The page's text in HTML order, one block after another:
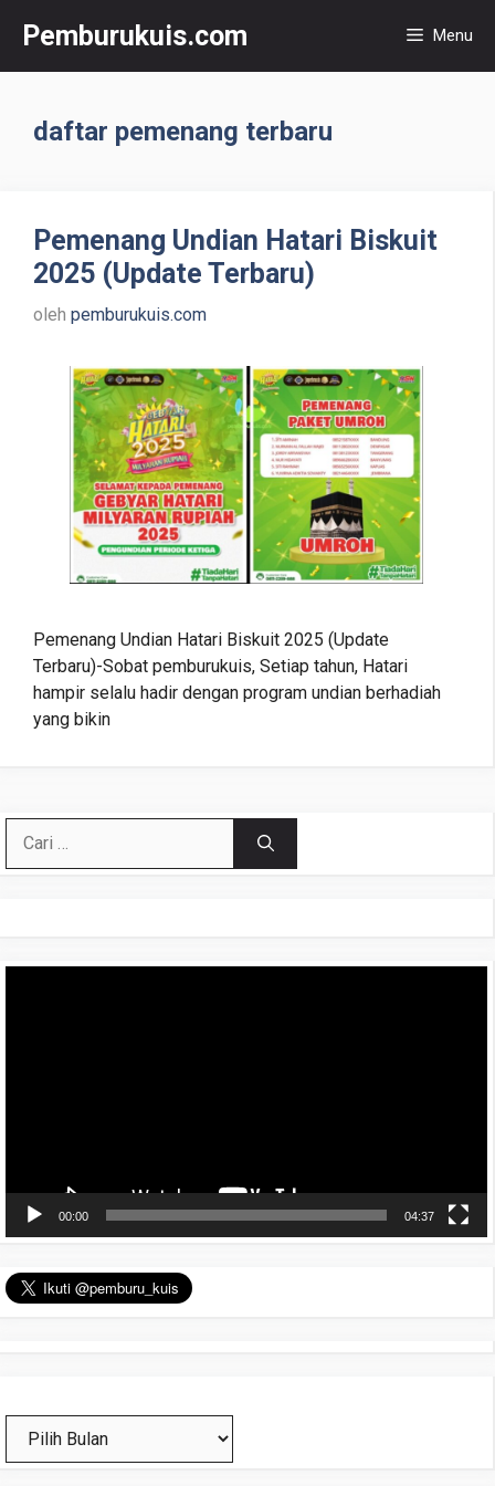
Pemburukuis.com Menu
daftar pemenang terbaru
Pemenang Undian Hatari Biskuit
2025 (Update Terbaru)
oleh pemburukuis.com
Pemenang Undian Hatari Biskuit 2025 (Update
Terbaru)-Sobat pemburukuis, Setiap tahun, Hatari
hampir selalu hadir dengan program undian berhadiah
yang bikin
untuk:
00:00 04:37
Arsip